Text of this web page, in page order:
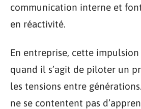
communication interne et
en réactivité.
En entreprise, cette
quand il s’agit de piloter un
les tensions entre
ne se contentent pas